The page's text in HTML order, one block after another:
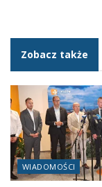
Zobacz także
WIADOMOŚCI